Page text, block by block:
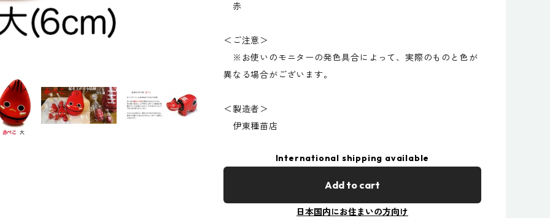
赤
＜ご注意＞
※お使いのモニターの発色具合によって、実際のものと色が
異なる場合がございます。
＜製造者＞
伊東種苗店
International shipping available
Add to cart
日本国内にお住まいの方向け